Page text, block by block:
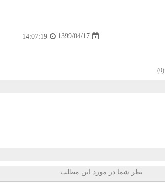
1399/04/17
14:07:19
(0)
نظر شما در مورد این مطلب